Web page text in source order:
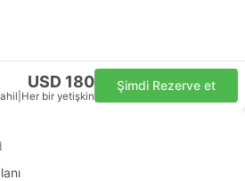
USD 180
Her bir yetişkin
Şimdi Rezerve et